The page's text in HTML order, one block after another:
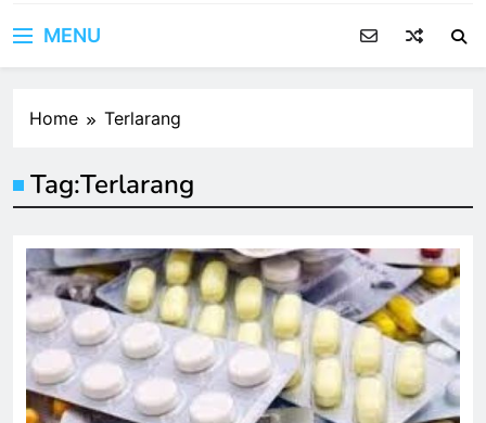
MENU
Home Terlarang
Tag:Terlarang